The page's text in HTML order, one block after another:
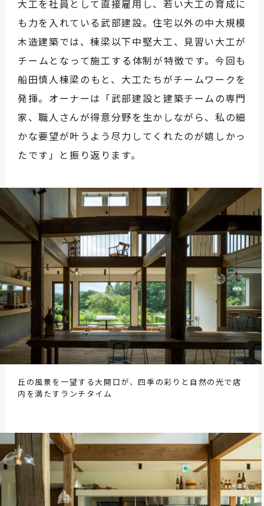
大工を社員として直接雇用し、若い大工の育成に
も力を入れている武部建設。住宅以外の中大規模
木造建築では、棟梁以下中堅大工、見習い大工が
チームとなって施工する体制が特徴です。今回も
船田慎人棟梁のもと、大工たちがチームワークを
発揮。オーナーは「武部建設と建築チームの専門
家、職人さんが得意分野を生かしながら、私の細
かな要望が叶うよう尽力してくれたのが嬉しかっ
たです」と振り返ります。
丘の風景を一望する大開口が、四季の彩りと自然の光で店
内を満たすランチタイム